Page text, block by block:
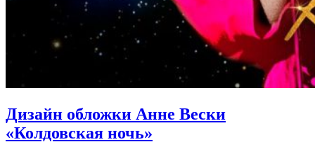
Дизайн обложки Анне Вески
«Колдовская ночь»